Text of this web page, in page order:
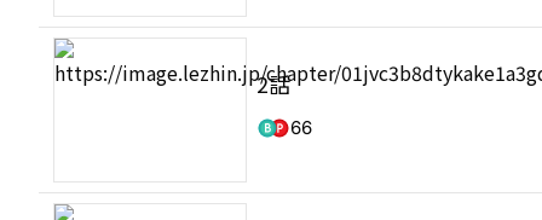
2話
66